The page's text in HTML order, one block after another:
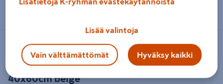
Floral Charm -tyynynpäällinen
40x60cm beige
BORÅSTAPETER
Lisää valintoja
Vain välttämättömät Hyväksy kaikki